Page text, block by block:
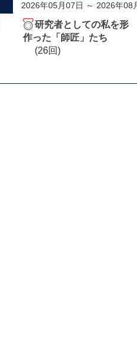
2026年05月07日 ～ 2026年08
研究者としての私を形
作った「師匠」たち
(26回)